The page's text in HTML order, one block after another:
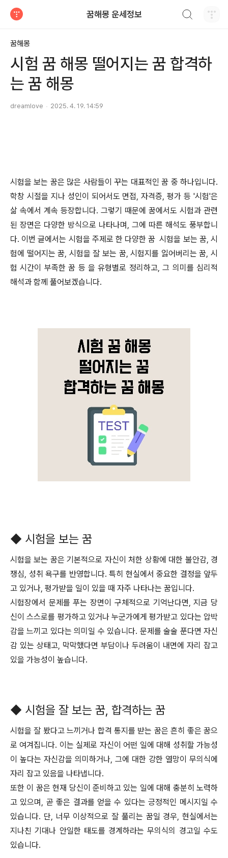
꿈해몽 운세정보
꿈해몽
시험 꿈 해몽 떨어지는 꿈 합격하
는 꿈 해몽
dreamlove 2025. 4. 19. 14:59
시험을 보는 꿈은 많은 사람들이 꾸는 대표적인 꿈 중 하나입니다.
학창 시절을 지나 성인이 되어서도 면접, 자격증, 평가 등 '시험'은
삶 속에서 계속 등장합니다. 그렇기 때문에 꿈에서도 시험과 관련
된 장면은 다양한 방식으로 나타나며, 그에 따른 해석도 풍부합니
다. 이번 글에서는 시험을 주제로 한 다양한 꿈 시험을 보는 꿈, 시
험에 떨어지는 꿈, 시험을 잘 보는 꿈, 시험지를 잃어버리는 꿈, 시
험 시간이 부족한 꿈 등 을 유형별로 정리하고, 그 의미를 심리적
해석과 함께 풀어보겠습니다.
◆ 시험을 보는 꿈
시험을 보는 꿈은 기본적으로 자신이 처한 상황에 대한 불안감, 경
쟁심, 성취 욕구를 반영합니다. 특히 현실에서 중요한 결정을 앞두
고 있거나, 평가받을 일이 있을 때 자주 나타나는 꿈입니다.
시험장에서 문제를 푸는 장면이 구체적으로 기억난다면, 지금 당
신이 스스로를 평가하고 있거나 누군가에게 평가받고 있다는 압박
감을 느끼고 있다는 의미일 수 있습니다. 문제를 술술 푼다면 자신
감 있는 상태고, 막막했다면 부담이나 두려움이 내면에 자리 잡고
있을 가능성이 높습니다.
◆ 시험을 잘 보는 꿈, 합격하는 꿈
시험을 잘 봤다고 느끼거나 합격 통지를 받는 꿈은 흔히 좋은 꿈으
로 여겨집니다. 이는 실제로 자신이 어떤 일에 대해 성취할 가능성
이 높다는 자신감을 의미하거나, 그에 대한 강한 열망이 무의식에
자리 잡고 있음을 나타냅니다.
또한 이 꿈은 현재 당신이 준비하고 있는 일에 대해 충분히 노력하
고 있으며, 곧 좋은 결과를 얻을 수 있다는 긍정적인 메시지일 수
있습니다. 단, 너무 이상적으로 잘 풀리는 꿈일 경우, 현실에서는
지나친 기대나 안일한 태도를 경계하라는 무의식의 경고일 수도
있습니다.